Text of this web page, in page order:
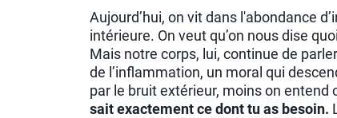
Aujourd’hui, on vit dans l'abondance
intérieure. On veut qu’on nous dise
Mais notre corps, lui, continue de
de l’inflammation, un moral qui
par le bruit extérieur, moins on
sait exactement ce dont tu as besoin.